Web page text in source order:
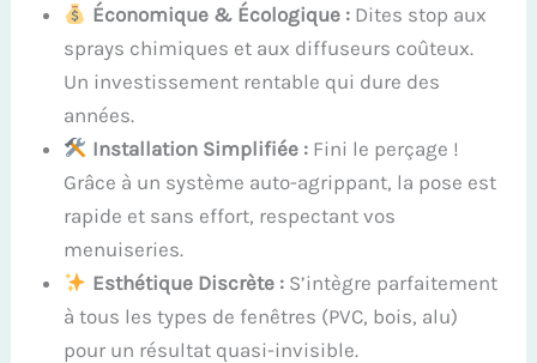
Économique & Écologique :Dites stop aux
sprays chimiques et aux diffuseurs coûteux.
Un investissement rentable qui dure des
années.
Installation Simplifiée :Fini le perçage !
Grâce à un système auto-agrippant, la pose est
rapide et sans effort, respectant vos
menuiseries.
Esthétique Discrète :S’intègre parfaitement
à tous les types de fenêtres (PVC, bois, alu)
pour un résultat quasi-invisible.